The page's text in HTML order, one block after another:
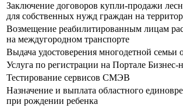
Заключение договоров купли-продажи
для собственных нужд граждан на
Возмещение реабилитированным лицам
на междугородном транспорте
Выдача удостоверения многодетной семьи
Услуга по регистрации на Портале
Тестирование сервисов СМЭВ
Назначение и выплата областного
при рождении ребенка